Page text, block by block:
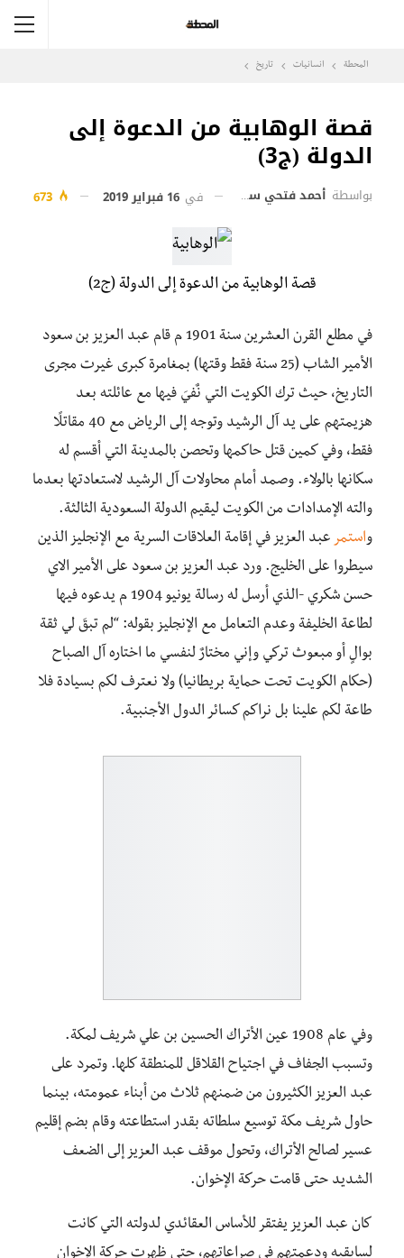
المحطة انسانيات تاريخ
قصة الوهابية من الدعوة إلى
الدولة (ج3)
بواسطة أحمد فتحي سليمان في 16 فبراير 2019
قصة الوهابية من الدعوة إلى الدولة (ج2)
في مطلع القرن العشرين سنة 1901 م قام عبد العزيز بن سعود
الأمير الشاب (25 سنة فقط وقتها) بمغامرة كبرى غيرت مجرى
التاريخ، حيث ترك الكويت التي نٌفيَ فيها مع عائلته بعد
هزيمتهم على يد آل الرشيد وتوجه إلى الرياض مع 40 مقاتلًا
فقط، وفي كمين قتل حاكمها وتحصن بالمدينة التي أقسم له
سكانها بالولاء. وصمد أمام محاولات آل الرشيد لاستعادتها بعدما
والته الإمدادات من الكويت ليقيم الدولة السعودية الثالثة.
واستمر عبد العزيز في إقامة العلاقات السرية مع الإنجليز الذين
سيطروا على الخليج. ورد عبد العزيز بن سعود على الأمير الاي
حسن شكري -الذي أرسل له رسالة يونيو 1904 م يدعوه فيها
لطاعة الخليفة وعدم التعامل مع الإنجليز بقوله: “لم تبقَ لي ثقة
بوالٍ أو مبعوث تركي وإني مختارٌ لنفسي ما اختاره آل الصباح
(حكام الكويت تحت حماية بريطانيا) ولا نعترف لكم بسيادة فلا
طاعة لكم علينا بل نراكم كسائر الدول الأجنبية.
وفي عام 1908 عين الأتراك الحسين بن علي شريف لمكة.
وتسبب الجفاف في اجتياح القلاقل للمنطقة كلها. وتمرد على
عبد العزيز الكثيرون من ضمنهم ثلاث من أبناء عمومته، بينما
حاول شريف مكة توسيع سلطاته بقدر استطاعته وقام بضم إقليم
عسير لصالح الأتراك، وتحول موقف عبد العزيز إلى الضعف
الشديد حتى قامت حركة الإخوان.
كان عبد العزيز يفتقر للأساس العقائدي لدولته التي كانت
لسابقيه ودعمتهم في صراعاتهم، حتى ظهرت حركة الإخوان